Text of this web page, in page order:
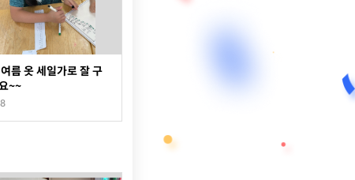
름 옷 세일가로 잘 구
~~